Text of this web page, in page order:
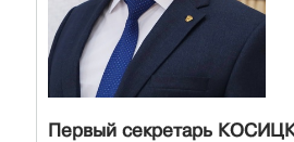
Первый секретарь